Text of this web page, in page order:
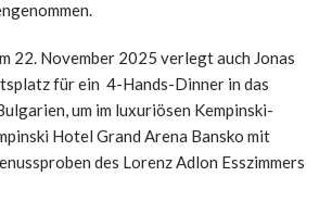
22. November 2025 verlegt auch Jonas
für ein 4-Hands-Dinner in das
um im luxuriösen Kempinski-
Hotel Grand Arena Bansko mit
des Lorenz Adlon Esszimmers